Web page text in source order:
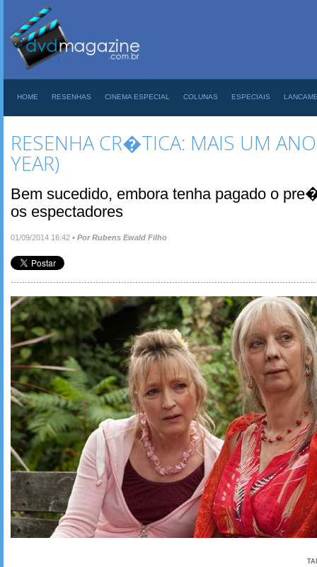
HOME RESENHAS CINEMA ESPECIAL COLUNAS ESPECIAIS
RESENHA CR�TICA: MAIS UM
YEAR)
Bem sucedido, embora tenha pagado o
os espectadores
01/09/2014 16:42 • Por Rubens Ewald Filho